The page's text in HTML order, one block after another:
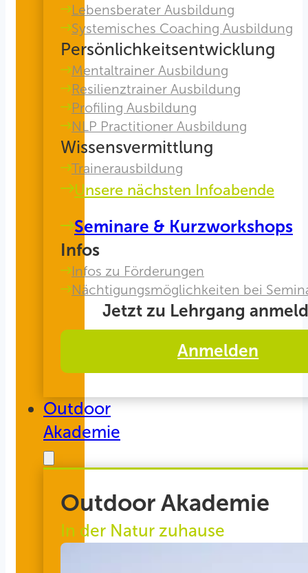
Lebensberater Ausbildung
Systemisches Coaching Ausbildung
Persönlichkeitsentwicklung
Mentaltrainer Ausbildung
Resilienztrainer Ausbildung
Profiling Ausbildung
NLP Practitioner Ausbildung
Wissensvermittlung
Trainerausbildung
Unsere nächsten Infoabende
Seminare & Kurzworkshops
Infos
Infos zu Förderungen
Nächtigungsmöglichkeiten bei
Jetzt zu Lehrgang
Anmelden
Outdoor
Akademie
Outdoor Akademie
In der Natur zuhause